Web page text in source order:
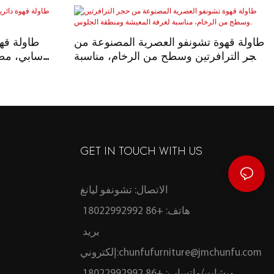
طاولة
سابي،
طاولة قهوة تشونفو العصرية المصنوعة من
حجر الترافرتين وسطح من الرخام، مناسبة
GET IN TOUCH WITH US
الاتصال: تشونفو ليانغ
هاتف: +86 18022992992
إلكتروني:chunfufurniture@jmchunfu.com